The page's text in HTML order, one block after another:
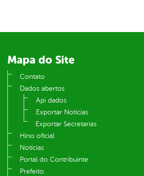
Mapa do Site
Contato
Dados abertos
Api dados
Exportar Notícias
Exportar Secretarias
Hino oficial
Notícias
Portal do Contribuinte
Prefeito.